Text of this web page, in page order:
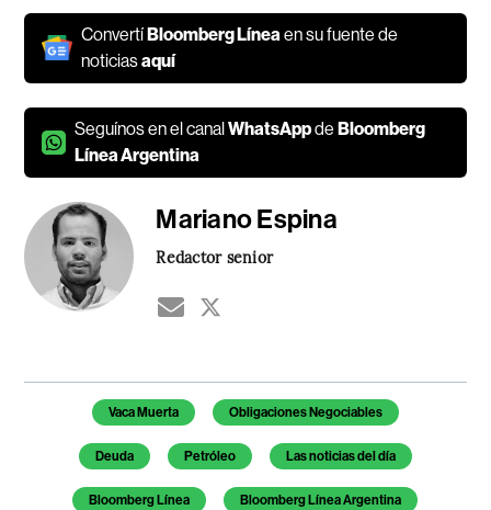
ConvertíBloomberg Línea en su fuente de
noticiasaquí
Seguínos en el canalWhatsAppdeBloomberg
Línea Argentina
Mariano Espina
Redactor senior
Temas de este artículo
Vaca Muerta Obligaciones Negociables
Deuda Petróleo Las noticias del día
Bloomberg Línea Bloomberg Línea Argentina